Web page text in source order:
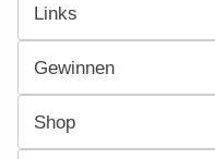
Links
Gewinnen
Shop